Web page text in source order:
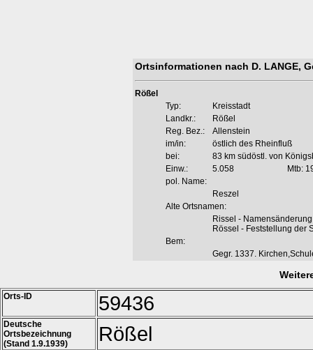
Ortsinformationen nach D. LANGE,
Rößel
Typ:
Kreisstadt
Landkr.:
Rößel
Reg. Bez.:
Allenstein
im/in:
östlich des Rheinfluß
bei:
83 km südöstl. von
Einw.:
5.058
Mtb:
pol. Name:
Reszel
Alte Ortsnamen:
Rissel -
Rössel - Feststellung der
Bem:
Gegr. 1337.
Orts-ID 59436
Deutsche
Ortsbezeichnung
(Stand 1.9.1939)
Rößel